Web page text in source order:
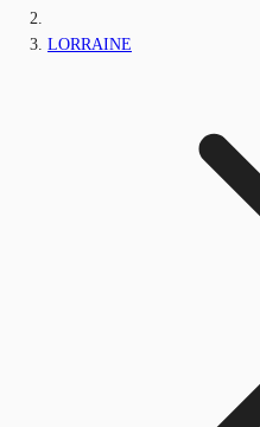
LORRAINE